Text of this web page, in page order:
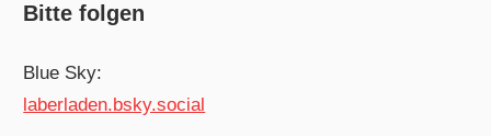
Bitte folgen
Blue Sky:
laberladen.bsky.social